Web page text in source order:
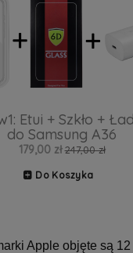
Etui + Szkło +
do Samsung A36
179,00 zł 247,00 zł
Do Koszyka
Apple objęte są